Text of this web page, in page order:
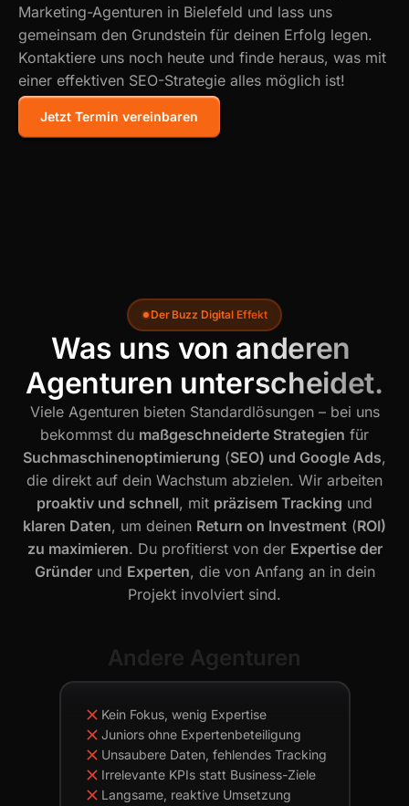
Marketing-Agenturen in Bielefeld und lass uns
gemeinsam den Grundstein für deinen Erfolg legen.
Kontaktiere uns noch heute und finde heraus, was mit
einer effektiven SEO-Strategie alles möglich ist!
Jetzt Termin vereinbaren
Der Buzz Digital Effekt
Was uns von anderen
Agenturen unterscheidet.
Viele Agenturen bieten Standardlösungen – bei uns
bekommst du maßgeschneiderte Strategien für
Suchmaschinenoptimierung (SEO) und Google Ads,
die direkt auf dein Wachstum abzielen. Wir arbeiten
proaktiv und schnell, mit präzisem Tracking und
klaren Daten, um deinen Return on Investment (ROI)
zu maximieren. Du profitierst von der Expertise der
Gründerund Experten, die von Anfang an in dein
Projekt involviert sind.
Andere Agenturen
Kein Fokus, wenig Expertise
Juniors ohne Expertenbeteiligung
Unsaubere Daten, fehlendes Tracking
Irrelevante KPIs statt Business-Ziele
Langsame, reaktive Umsetzung